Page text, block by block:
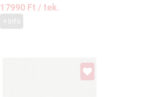
17990 Ft / tek.
+ Info